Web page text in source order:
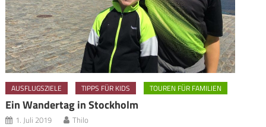
AUSFLUGSZIELE TIPPS FÜR KIDS TOUREN FÜR FAMILIEN
Ein Wandertag in Stockholm
1. Juli 2019 Thilo